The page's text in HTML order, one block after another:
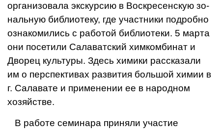
организовала экскур­сию в Воскресенскую зо­
нальную библиотеку, где участники подробно
ознакомились с работой библиоте­ки. 5 марта
они посетили Салаватский химкомбинат и
Дворец культуры. Здесь химики рассказали
им о перспективах развития большой химии в
г. Салавате и при­менении ее в народном
хозяйстве.
В работе семинара приняли участие